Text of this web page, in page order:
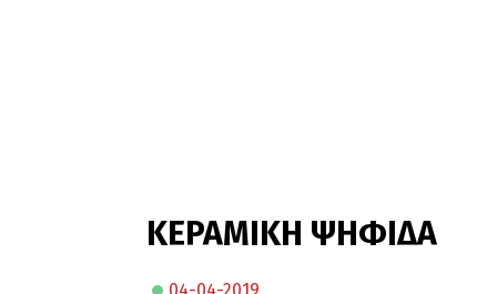
ΚΕΡΑΜΙΚΗ ΨΗΦΙΔΑ